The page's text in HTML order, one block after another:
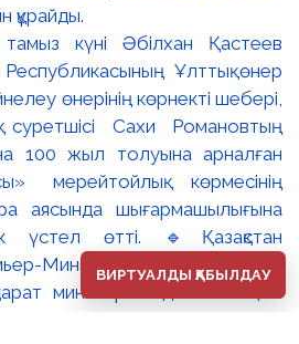
күні Әбілхан Қастеев
Республикасының Ұлттық өнер
өнерінің көрнекті шебері,
суретшісі Сахи Романовтың
100 жыл толуына арналған
мерейтойлық көрмесінің
аясында шығармашылығына
үстел өтті. 🔹Қазақстан
Министрінің орынбасары –
министрі Аида Ғалымқызы
ВИРТУАЛДЫ ҚАБЫЛДАУ